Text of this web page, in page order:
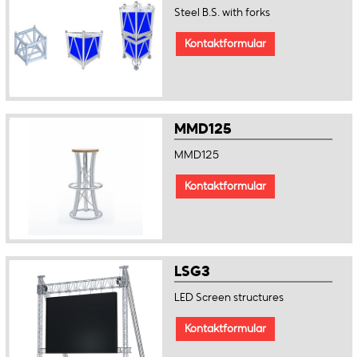
Steel B.S. with forks
Kontaktformular
MMD125
MMD125
Kontaktformular
LSG3
LED Screen structures
Kontaktformular